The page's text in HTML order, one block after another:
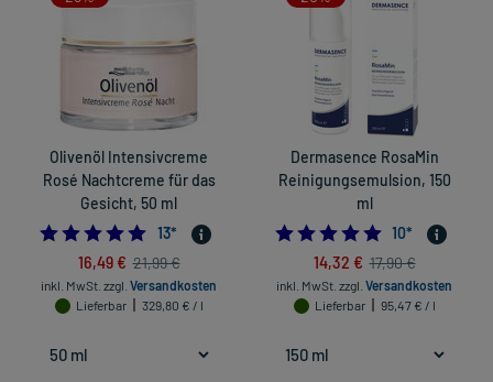
Olivenöl Intensivcreme
Rosé Nachtcreme für das
Gesicht, 50 ml
5.0
13*
16,49 € 21,99 €
inkl. MwSt. zzgl. Versandkosten
Lieferbar
329,80 € / l
Dermasence RosaMin
Reinigungsemulsion, 150
ml
4.8
10*
14,32 € 17,90 €
inkl. MwSt. zzgl. Versandkosten
Lieferbar
95,47 € / l